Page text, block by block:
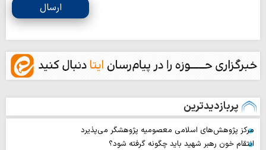
ارسال
پربازدیدترین
مرکز پژوهش‌های اسلامی معصومیه پژوهشگر می‌پذیرد
انتقام خون رهبر شهید باید چگونه گرفته شود؟